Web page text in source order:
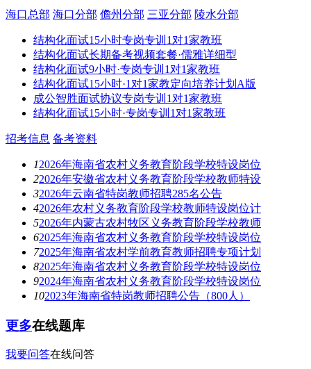
海口总部 海口分部 儋州分部 三亚分部 陵水分部
结构化面试15小时专岗专训1对1家教班
结构化面试长期备考视频套餐·儒雅详细型
结构化面试9小时·专岗专训1对1家教班
结构化面试15小时·1对1家教定向培养计划A版
成公智胜面试协议专岗专训1对1家教班
结构化面试15小时·专岗专训1对1家教班
招考信息 备考资料
12026年海南省农村义务教育阶段学校特设岗位
22026年安徽省农村义务教育阶段学校教师特设
32026年云南省特岗教师招聘285名公告
42026年农村义务教育阶段学校教师特设岗位计
52026年内蒙古农村牧区义务教育阶段学校教师
62025年海南省农村义务教育阶段学校特设岗位
72025年海南省农村学前教育教师招聘专项计划
82025年海南省农村义务教育阶段学校特设岗位
92024年海南省农村义务教育阶段学校特设岗位
102023年海南省特岗教师招聘公告（800人）
更多在线题库
我要问答在线问答